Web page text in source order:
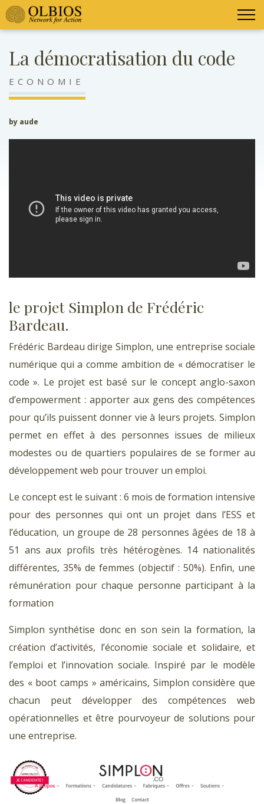
La démocratisation du code
ECONOMIE
by aude
le projet Simplon de Frédéric
Bardeau.
Frédéric Bardeau dirige Simplon, une entreprise sociale
numérique qui a comme ambition de « démocratiser le
code ». Le projet est basé sur le concept anglo-saxon
d’empowerment : apporter aux gens des compétences
pour qu’ils puissent donner vie à leurs projets. Simplon
permet en effet à des personnes issues de milieux
modestes ou de quartiers populaires de se former au
développement web pour trouver un emploi.
Le concept est le suivant : 6 mois de formation intensive
pour des personnes qui ont un projet dans l’ESS et
l’éducation, un groupe de 28 personnes âgées de 18 à
51 ans aux profils très hétérogènes. 14 nationalités
différentes, 35% de femmes (objectif : 50%). Enfin, une
rémunération pour chaque personne participant à la
formation
Simplon synthétise donc en son sein la formation, la
création d’activités, l’économie sociale et solidaire, et
l’emploi et l’innovation sociale. Inspiré par le modèle
des « boot camps » américains, Simplon considère que
chacun peut développer des compétences web
opérationnelles et être pourvoyeur de solutions pour
une entreprise.